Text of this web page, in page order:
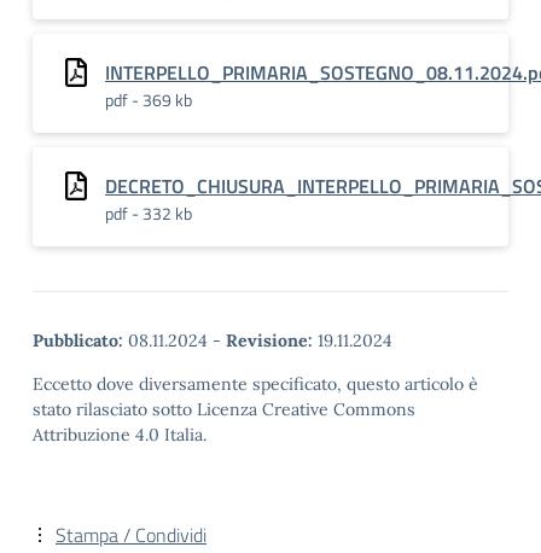
pdf - 369 kb
pdf - 332 kb
Pubblicato: 08.11.2024 - Revisione: 19.11.2024
Eccetto dove diversamente specificato, questo articolo è
stato rilasciato sotto Licenza Creative Commons
Attribuzione 4.0 Italia.
Stampa / Condividi